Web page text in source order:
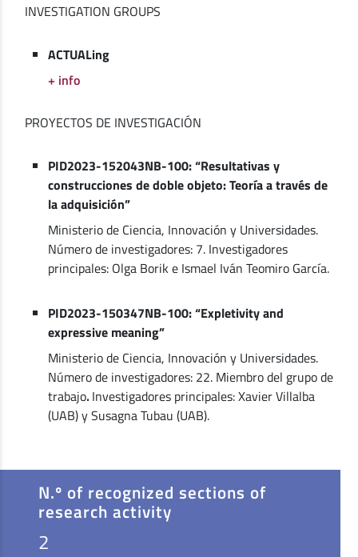
INVESTIGATION GROUPS
ACTUALing
+ info
PROYECTOS DE INVESTIGACIÓN
PID2023-152043NB-100: “Resultativas y
construcciones de doble objeto: Teoría a través de
la adquisición”
Ministerio de Ciencia, Innovación y Universidades.
Número de investigadores: 7. Investigadores
principales: Olga Borik e Ismael Iván Teomiro García.
PID2023-150347NB-100: “Expletivity and
expressive meaning”
Ministerio de Ciencia, Innovación y Universidades.
Número de investigadores: 22. Miembro del grupo de
trabajo.Investigadores principales: Xavier Villalba
(UAB) y Susagna Tubau (UAB).
N.º of recognized sections of
research activity
2